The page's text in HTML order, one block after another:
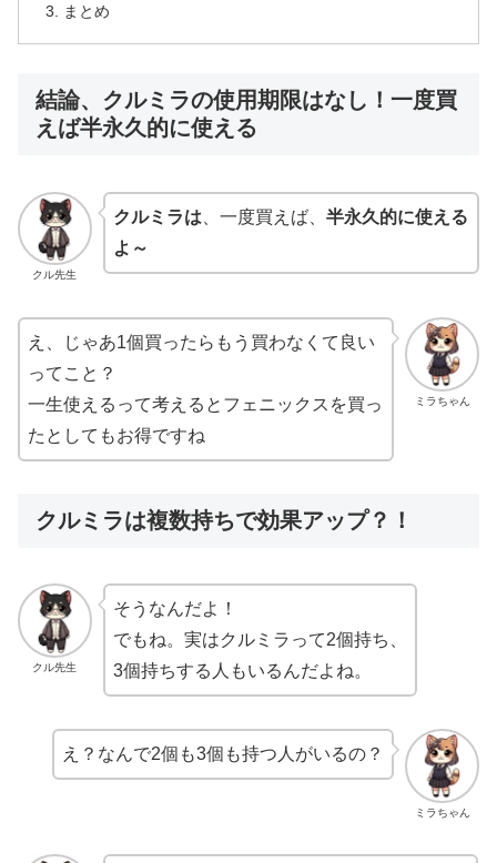
まとめ
結論、クルミラの使用期限はなし！一度買
えば半永久的に使える
クル先生
クルミラは 、一度買えば、 半永久的に使える
よ～
ミラちゃん
え、じゃあ1個買ったらもう買わなくて良い
ってこと？
一生使えるって考えるとフェニックスを買っ
たとしてもお得ですね
クルミラは複数持ちで効果アップ？！
クル先生
そうなんだよ！
でもね。実はクルミラって2個持ち、
3個持ちする人もいるんだよね。
ミラちゃん
え？なんで2個も3個も持つ人がいるの？